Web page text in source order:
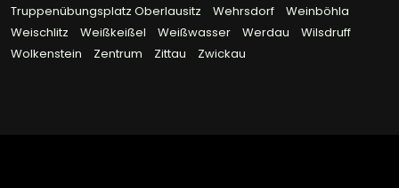
Truppenübungsplatz Oberlausitz
Wehrsdorf
Weinböhla
Weischlitz
Weißkeißel Weißwasser Werdau
Wilsdruff
Wolkenstein
Zentrum Zittau Zwickau